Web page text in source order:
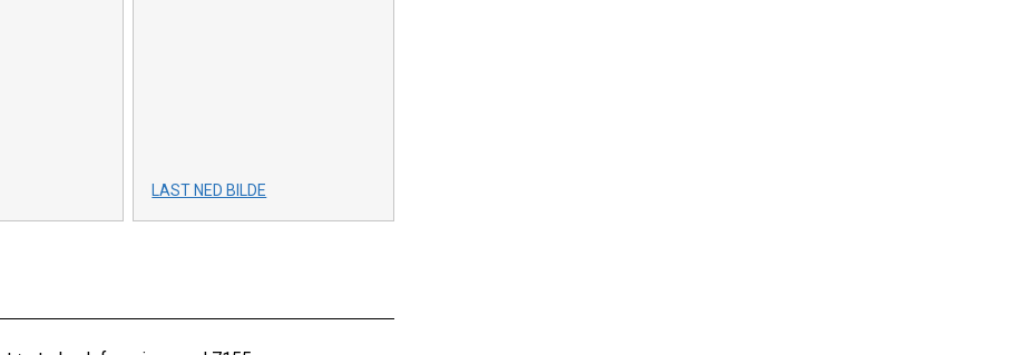
LAST NED BILDE